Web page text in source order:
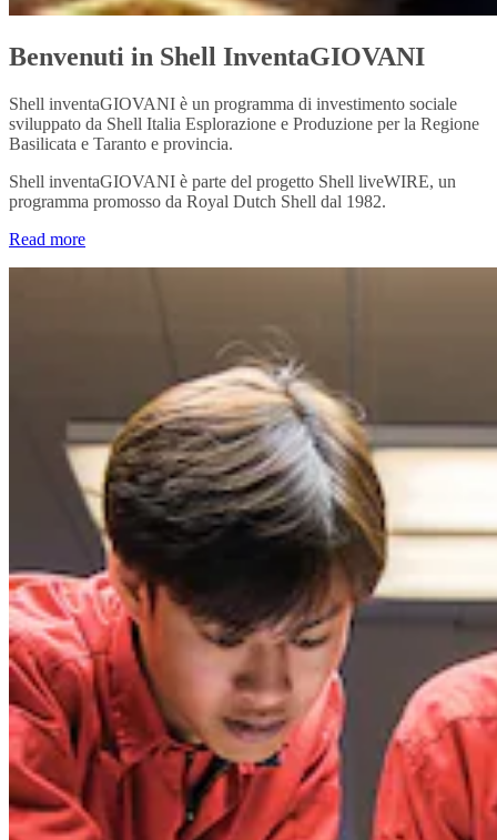
Benvenuti in Shell InventaGIOVANI
Shell inventaGIOVANI è un programma di investimento sociale
sviluppato da Shell Italia Esplorazione e Produzione per la Regione
Basilicata e Taranto e provincia.
Shell inventaGIOVANI è parte del progetto Shell liveWIRE, un
programma promosso da Royal Dutch Shell dal 1982.
Read more